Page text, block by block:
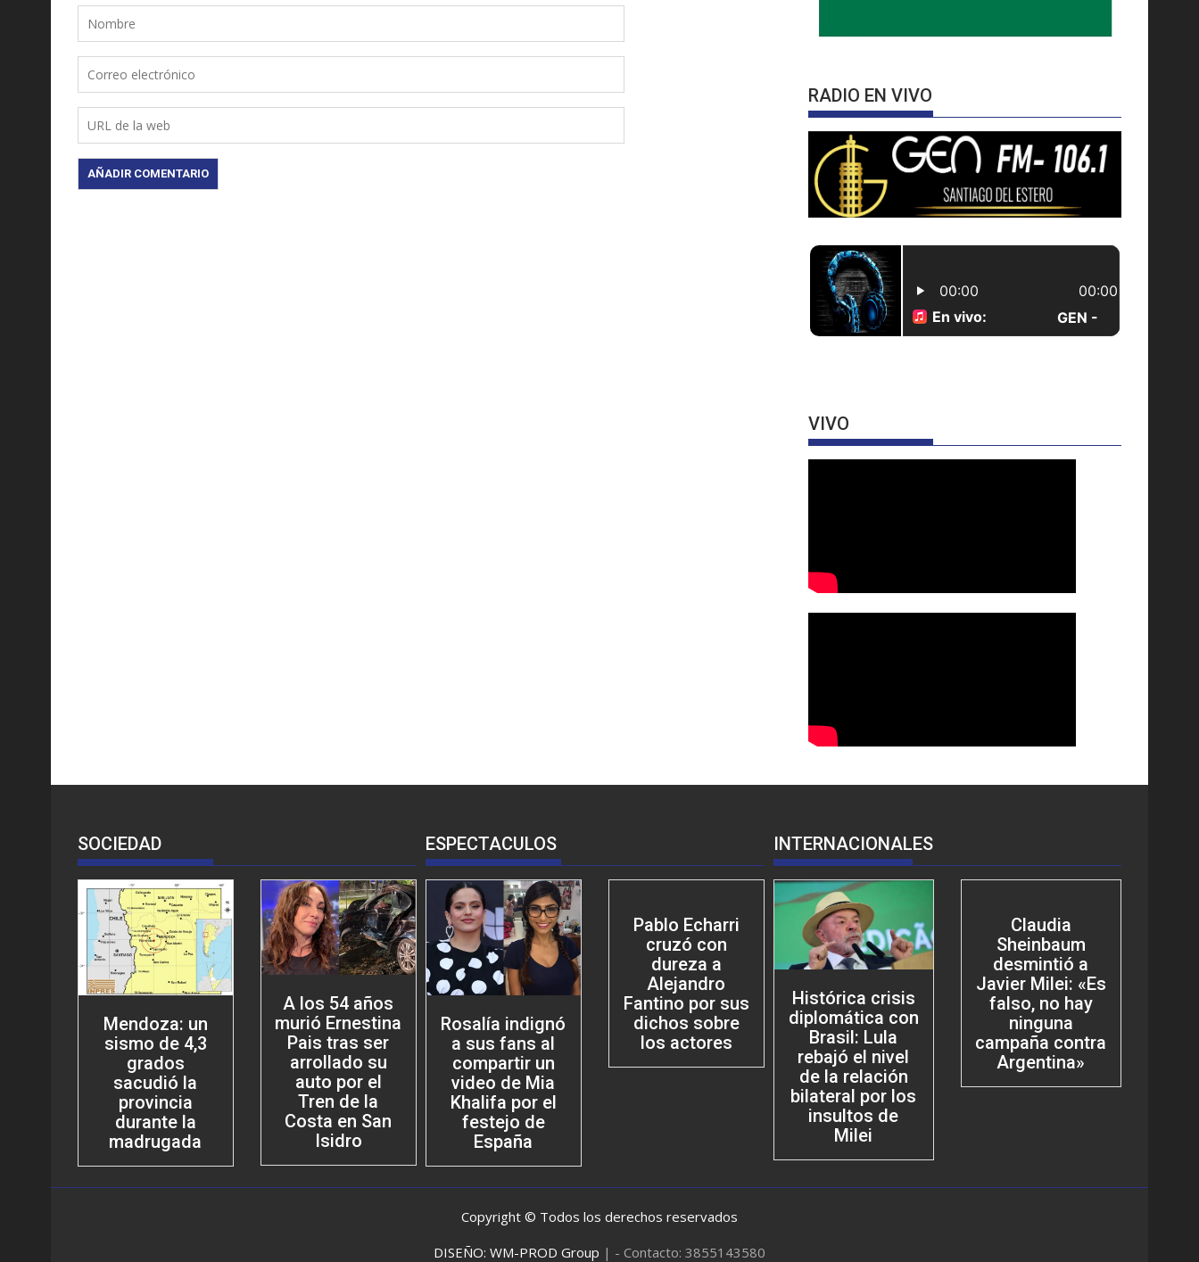
RADIO EN VIVO
VIVO
SOCIEDAD
Mendoza: un
sismo de 4,3
grados
sacudió la
provincia
durante la
madrugada
A los 54 años
murió Ernestina
Pais tras ser
arrollado su
auto por el
Tren de la
Costa en San
Isidro
ESPECTACULOS
Rosalía indignó
a sus fans al
compartir un
video de Mia
Khalifa por el
festejo de
España
Pablo Echarri
cruzó con
dureza a
Alejandro
Fantino por sus
dichos sobre
los actores
INTERNACIONALES
Histórica crisis
diplomática con
Brasil: Lula
rebajó el nivel
de la relación
bilateral por los
insultos de
Milei
Claudia
Sheinbaum
desmintió a
Javier Milei: «Es
falso, no hay
ninguna
campaña contra
Argentina»
Copyright © Todos los derechos reservados
DISEÑO: WM-PROD Group | - Contacto: 3855143580